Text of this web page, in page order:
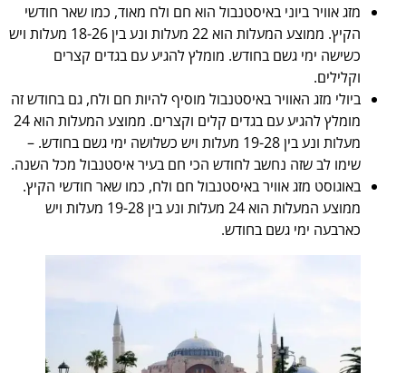
מזג אוויר ביוני באיסטנבול הוא חם ולח מאוד, כמו שאר חודשי
הקיץ. ממוצע המעלות הוא 22 מעלות ונע בין 18-26 מעלות ויש
כשישה ימי גשם בחודש. מומלץ להגיע עם בגדים קצרים
וקלילים.
ביולי מזג האוויר באיסטנבול מוסיף להיות חם ולח, גם בחודש זה
מומלץ להגיע עם בגדים קלים וקצרים. ממוצע המעלות הוא 24
מעלות ונע בין 19-28 מעלות ויש כשלושה ימי גשם בחודש. –
שימו לב שזה נחשב לחודש הכי חם בעיר איסטנבול מכל השנה.
באוגוסט מזג אוויר באיסטנבול חם ולח, כמו שאר חודשי הקיץ.
ממוצע המעלות הוא 24 מעלות ונע בין 19-28 מעלות ויש
כארבעה ימי גשם בחודש.